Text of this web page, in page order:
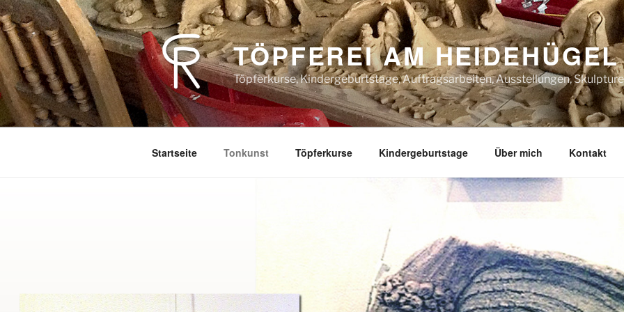
Zum
Inhalt
springen
TÖPFEREI AM HEIDEHÜGEL
Töpferkurse, Kindergeburtstage, Auftragsarbeiten, Ausstellungen,
Startseite Tonkunst Töpferkurse Kindergeburtstage Über mich Kontakt